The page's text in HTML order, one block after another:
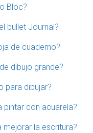
Bloc?
bullet Journal?
de cuaderno?
dibujo grande?
para dibujar?
pintar con acuarela?
mejorar la escritura?